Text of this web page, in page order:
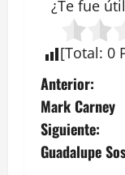
¿Te fue
[Total: 0
N
a
v
Anterior:
Mark Carney
Siguiente:
Guadalupe